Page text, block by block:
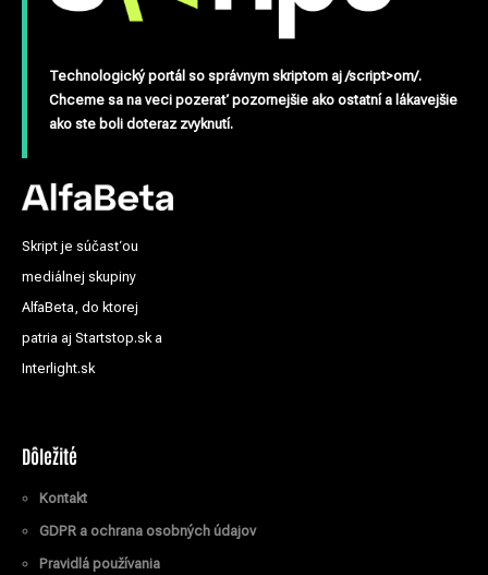
Technologický portál so správnym skriptom aj /script>om/.
Chceme sa na veci pozerať pozornejšie ako ostatní a lákavejšie
ako ste boli doteraz zvyknutí.
Skript je súčasťou
mediálnej skupiny
AlfaBeta, do ktorej
patria aj Startstop.sk a
Interlight.sk
Dôležité
Kontakt
GDPR a ochrana osobných údajov
Pravidlá používania